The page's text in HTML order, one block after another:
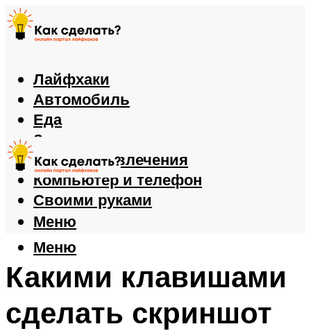
Лайфхаки
Автомобиль
Еда
Здоровье
Игры и развлечения
Компьютер и телефон
Своими руками
Меню
Меню
Какими клавишами
сделать скриншот